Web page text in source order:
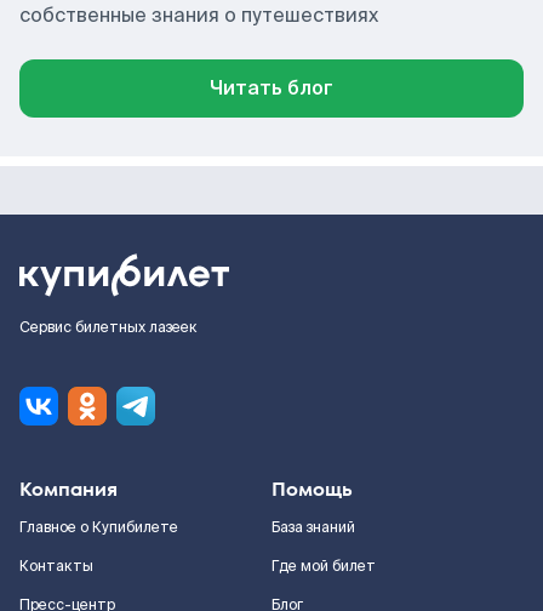
собственные знания о путешествиях
Читать блог
Сервис билетных лазеек
Компания
Главное о Купибилете
Контакты
Пресс-центр
Помощь
База знаний
Где мой билет
Блог